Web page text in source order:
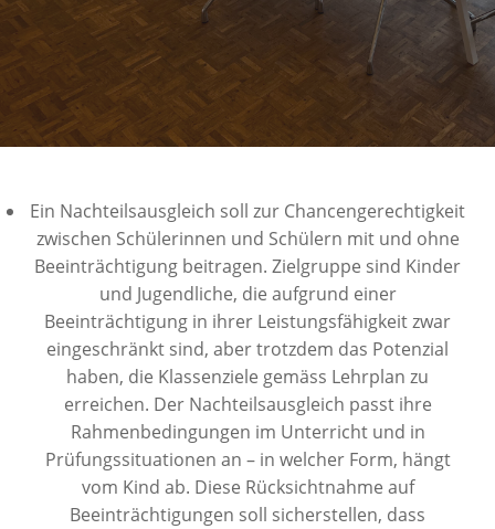
Ein Nachteilsausgleich soll zur Chancengerechtigkeit
zwischen Schülerinnen und Schülern mit und ohne
Beeinträchtigung beitragen. Zielgruppe sind Kinder
und Jugendliche, die aufgrund einer
Beeinträchtigung in ihrer Leistungsfähigkeit zwar
eingeschränkt sind, aber trotzdem das Potenzial
haben, die Klassenziele gemäss Lehrplan zu
erreichen. Der Nachteilsausgleich passt ihre
Rahmenbedingungen im Unterricht und in
Prüfungssituationen an – in welcher Form, hängt
vom Kind ab. Diese Rücksichtnahme auf
Beeinträchtigungen soll sicherstellen, dass